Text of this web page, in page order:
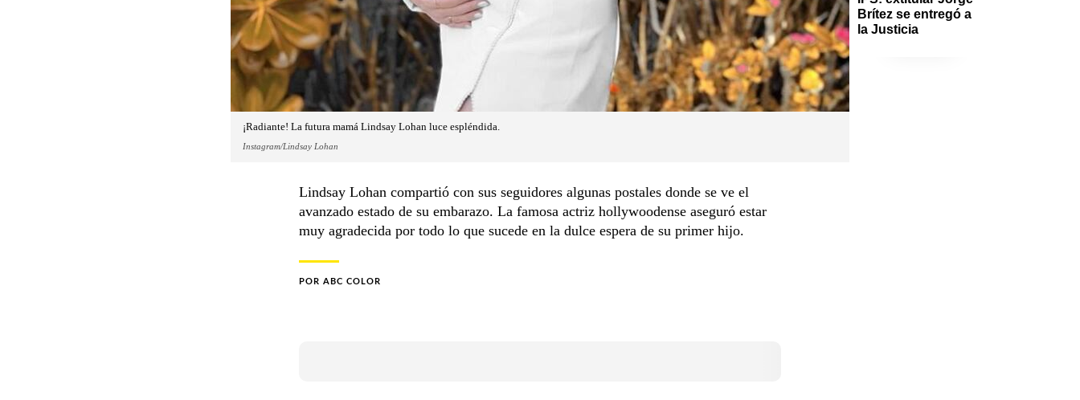
Brítez se entregó a
la Justicia
¡Radiante! La futura mamá Lindsay Lohan luce espléndida.
Instagram/Lindsay Lohan
Lindsay Lohan compartió con sus seguidores algunas postales donde se ve el
avanzado estado de su embarazo. La famosa actriz hollywoodense aseguró estar
muy agradecida por todo lo que sucede en la dulce espera de su primer hijo.
POR ABC COLOR